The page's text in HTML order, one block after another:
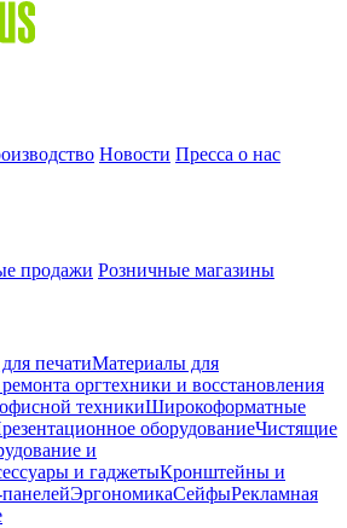
Новости Пресса о нас
продажи Розничные магазины
печатиМатериалы для
оргтехники и восстановления
техникиШирокоформатные
оборудованиеЧистящие
и
и гаджетыКронштейны и
ЭргономикаСейфыРекламная